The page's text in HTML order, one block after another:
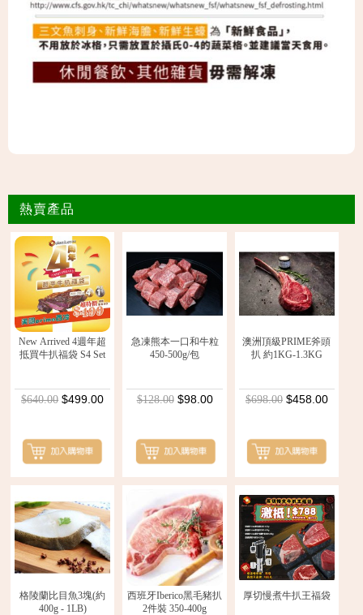
熱賣產品
New Arrived 4週年超
抵買牛扒福袋 S4 Set
$640.00 $499.00
急凍熊本一口和牛粒
450-500g/包
$128.00 $98.00
澳洲頂級PRIME斧頭
扒 約1KG-1.3KG
$698.00 $458.00
格陵蘭比目魚3塊(約
400g - 1LB)
西班牙Iberico黑毛豬扒
2件裝 350-400g
厚切慢煮牛扒王福袋